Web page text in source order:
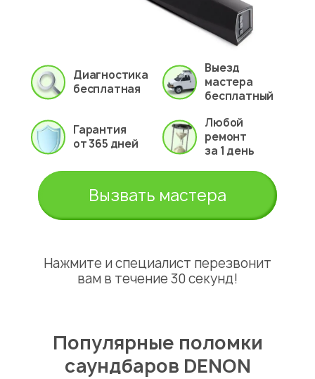
Диагностика
бесплатная
Выезд
мастера
бесплатный
Гарантия
от 365 дней
Любой
ремонт
за 1 день
Вызвать мастера
Нажмите и специалист перезвонит
вам в течение 30 секунд!
Популярные поломки
саундбаров DENON